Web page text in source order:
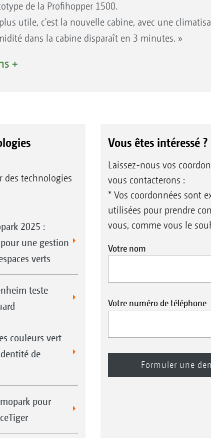
de la Profihopper 1500.
utile, c'est la nouvelle cabine, avec une
dans la cabine disparaît en 3 minutes. »
conduire la Profihopper avec son siège à
autres machines au sein de leur entreprise.
pour entretenir les allées, les cours de
pavés et les surfaces asphaltées. « Nous
mulcher en fonction des besoins. Nous
mortes. » Autres avantages de la Profihopper, sa
maniabilité. Par ailleurs ils considèrent que le
très facile, ainsi que le nettoyage et la
coupe est très simple et bien accessible. Le
dimensionné suffit en moyenne pour 1,5 journée de
« Nous pouvons manœuvrer près des
manuelle ne sont pratiquement pas nécessaires. »
+
des technologies
2025 :
pour une gestion
verts
teste
couleurs vert
de
pour
Vous êtes intéressé ?
Laissez-nous vos
vous contacterons :
* Vos coordonnées sont
utilisées pour prendre
vous, comme vous le
Votre nom
Votre numéro de téléphone